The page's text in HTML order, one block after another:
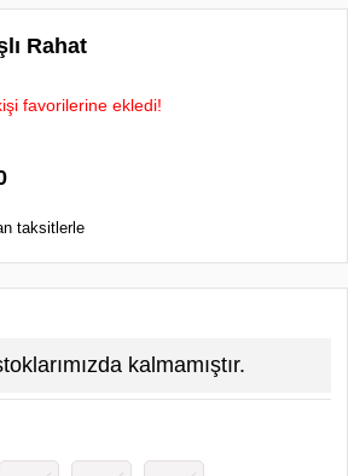
Rahat
favorilerine ekledi!
taksitlerle
kalmamıştır.